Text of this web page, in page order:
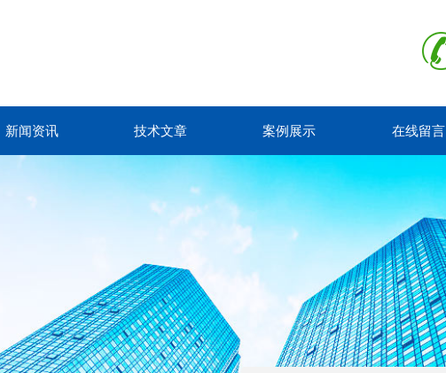
新闻资讯 技术文章 案例展示 在线留言